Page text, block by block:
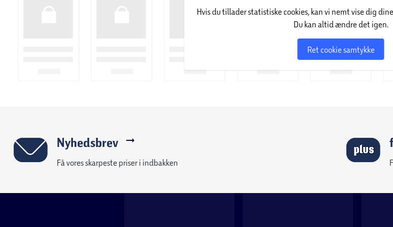
Brother ST531HD Strong & Tough symaskinen er bygget til at håndtere alt fra lette silkestoffer til op til seks
Hvis du tillader statistiske cookies, kan vi nemt vise dig
Du kan altid ændre det igen.
Ret cookie samtykke
Nyhedsbrev
Få vores skarpeste priser i indbakken